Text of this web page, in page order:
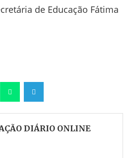
de Educação Fátima
WhatsappTelegram
DIÁRIO ONLINE